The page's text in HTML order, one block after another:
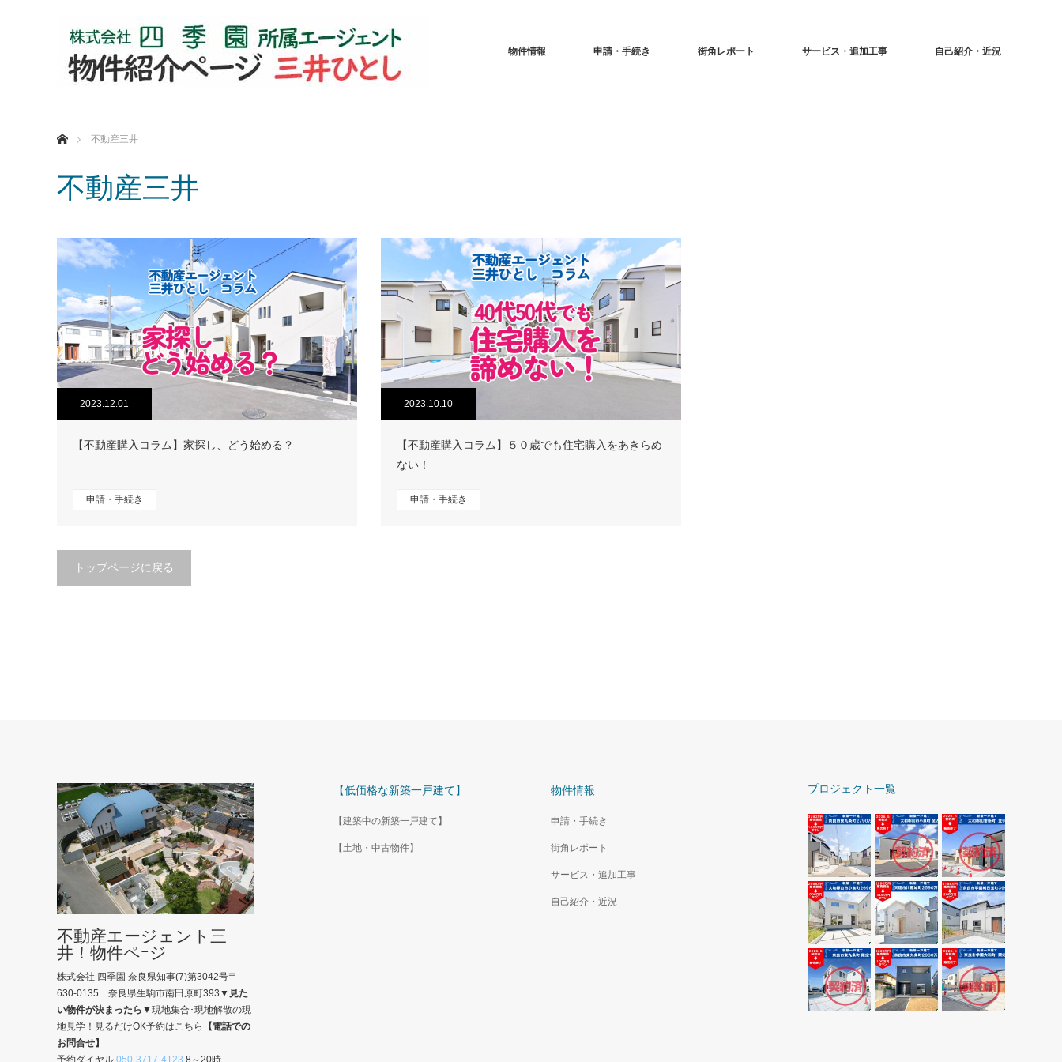
物件情報 申請・手続き 街角レポート サービス・追加工事 自己紹介・近況
不動産三井
不動産三井
2023.12.01
【不動産購入コラム】家探し、どう始める？
申請・手続き
2023.10.10
【不動産購入コラム】５０歳でも住宅購入をあきらめ
ない！
申請・手続き
トップページに戻る
【低価格な新築一戸建て】
【建築中の新築一戸建て】
【土地・中古物件】
物件情報
申請・手続き
街角レポート
サービス・追加工事
自己紹介・近況
プロジェクト一覧
不動産エージェント三
井！物件ペｰジ
株式会社 四季園 奈良県知事(7)第3042号〒
630-0135 奈良県生駒市南田原町393 ▼見た
い物件が決まったら▼現地集合･現地解散の現
地見学！見るだけOK予約はこちら
【電話での
お問合せ】